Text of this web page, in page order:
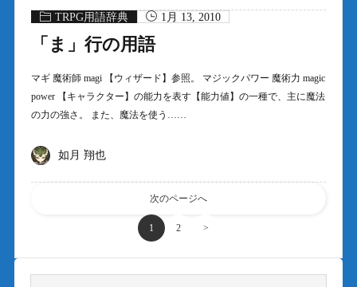
TRPG用語辞典 1月 13, 2010
「ま」行の用語
マギ 魔術師 magi 【ウィザード】参照。 マジックパワー 魔術力 magic
power 【キャラクター】の能力を表す【能力値】の一種で、主に魔法
の力の強さ。 また、魔法を使う……
如月 翔也
次のページへ
1 2 >